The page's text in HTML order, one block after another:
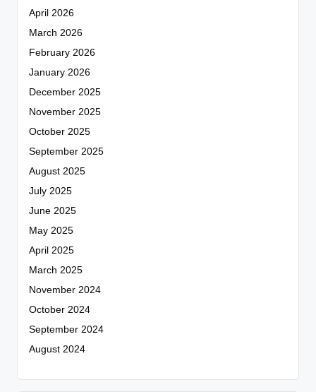
April 2026
March 2026
February 2026
January 2026
December 2025
November 2025
October 2025
September 2025
August 2025
July 2025
June 2025
May 2025
April 2025
March 2025
November 2024
October 2024
September 2024
August 2024